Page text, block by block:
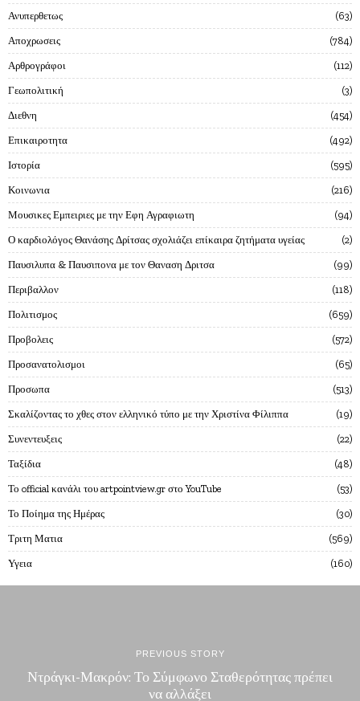
Ανυπερθετως 63
Αποχρωσεις 784
Αρθρογράφοι 112
Γεωπολιτική 3
Διεθνη 454
Επικαιροτητα 492
Ιστορία 595
Κοινωνια 216
Μουσικες Εμπειριες με την Εφη Αγραφιωτη 94
Ο καρδιολόγος Θανάσης Δρίτσας σχολιάζει επίκαιρα ζητήματα υγείας 2
Παυσιλυπα & Παυσιπονα με τον Θαναση Δριτσα 99
Περιβαλλον 118
Πολιτισμος 659
Προβολεις 572
Προσανατολισμοι 65
Προσωπα 513
Σκαλίζοντας το χθες στον ελληνικό τύπο με την Χριστίνα Φίλιππα 19
Συνεντευξεις 22
Ταξίδια 48
Το official κανάλι του artpointview.gr στο YouTube 53
Το Ποίημα της Ημέρας 30
Τριτη Ματια 569
Υγεια 160
PREVIOUS STORY
Ντράγκι-Μακρόν: Το Σύμφωνο Σταθερότητας πρέπει
να αλλάξει